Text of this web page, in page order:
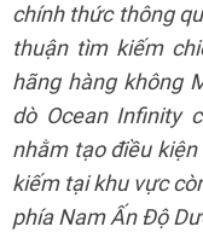
chính thức thông
thuận tìm kiếm
hãng hàng không
dò Ocean Infinity
nhằm tạo điều
kiếm tại khu vực
phía Nam Ấn Độ